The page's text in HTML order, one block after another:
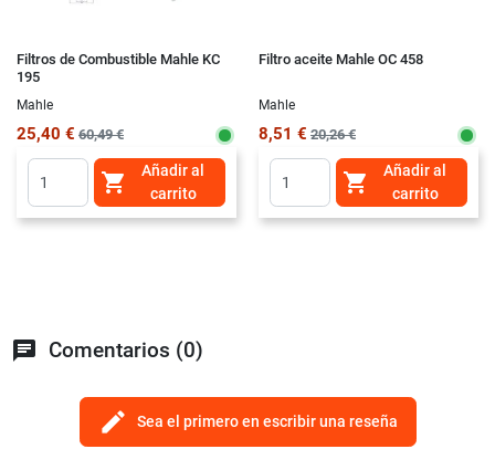
Filtros de Combustible Mahle KC
195
Mahle
25,40 € 60,49 €

Añadir al
carrito
Filtro aceite Mahle OC 458
Mahle
8,51 € 20,26 €

Añadir al
carrito
chat Comentarios (0)
edit Sea el primero en escribir una reseña